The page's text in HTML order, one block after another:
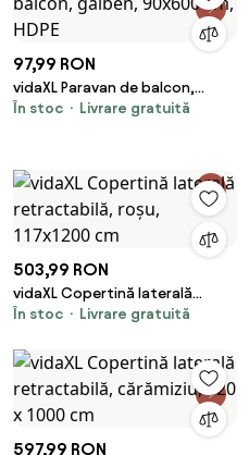
97,99 RON
vidaXL Paravan de balcon,
galben, 90x600 cm, HDPE
În stoc Livrare gratuită
503,99 RON
vidaXL Copertină laterală
retractabilă, roșu, 117x1200 cm
În stoc Livrare gratuită
597,99 RON